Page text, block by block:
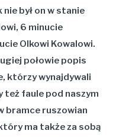
był on w stanie
6 minucie
Olkowi Kowalowi.
połowie popis
którzy wynajdywali
też faule pod naszym
bramce ruszowian
ma także za sobą